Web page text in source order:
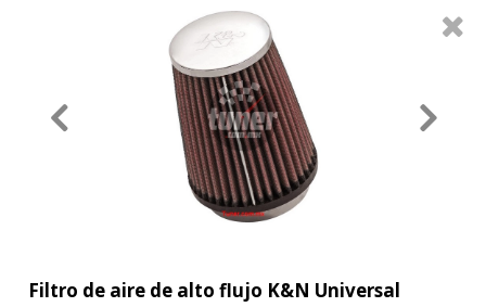
Filtros 0
Filtro de aire de alto flujo K&N Universal